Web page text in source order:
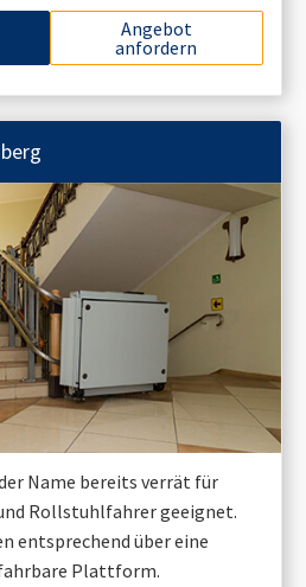
Angebot
anfordern
Name bereits verrät für
Rollstuhlfahrer geeignet.
entsprechend über eine
Plattform.